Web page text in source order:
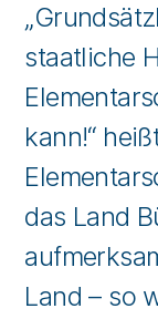
staatliche
kann!“
das Land
Land – so